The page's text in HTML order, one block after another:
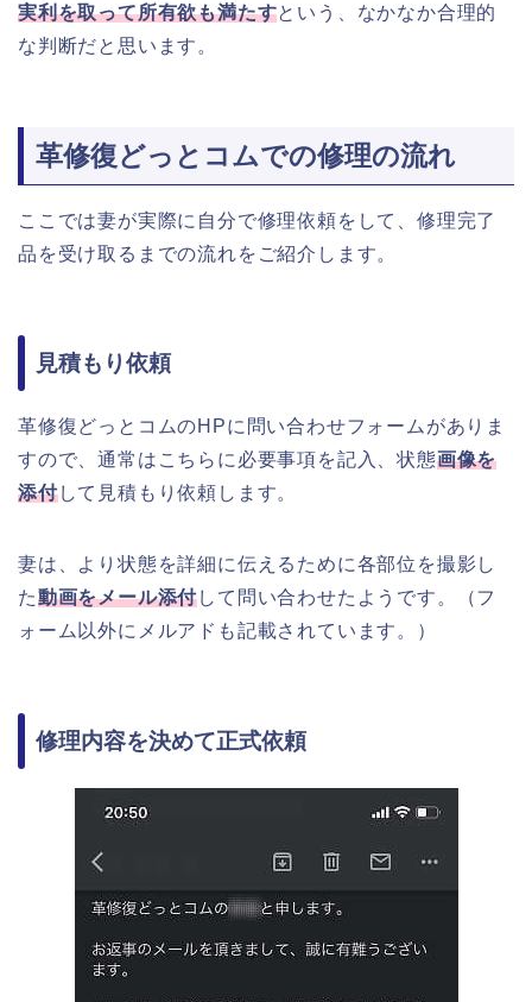
実利を取って所有欲も満たすという、なかなか合理的
な判断だと思います。
革修復どっとコムでの修理の流れ
ここでは妻が実際に自分で修理依頼をして、修理完了
品を受け取るまでの流れをご紹介します。
見積もり依頼
革修復どっとコムのHPに問い合わせフォームがありま
すので、通常はこちらに必要事項を記入、状態画像を
添付して見積もり依頼します。
妻は、より状態を詳細に伝えるために各部位を撮影し
た動画をメール添付して問い合わせたようです。（フ
ォーム以外にメルアドも記載されています。）
修理内容を決めて正式依頼